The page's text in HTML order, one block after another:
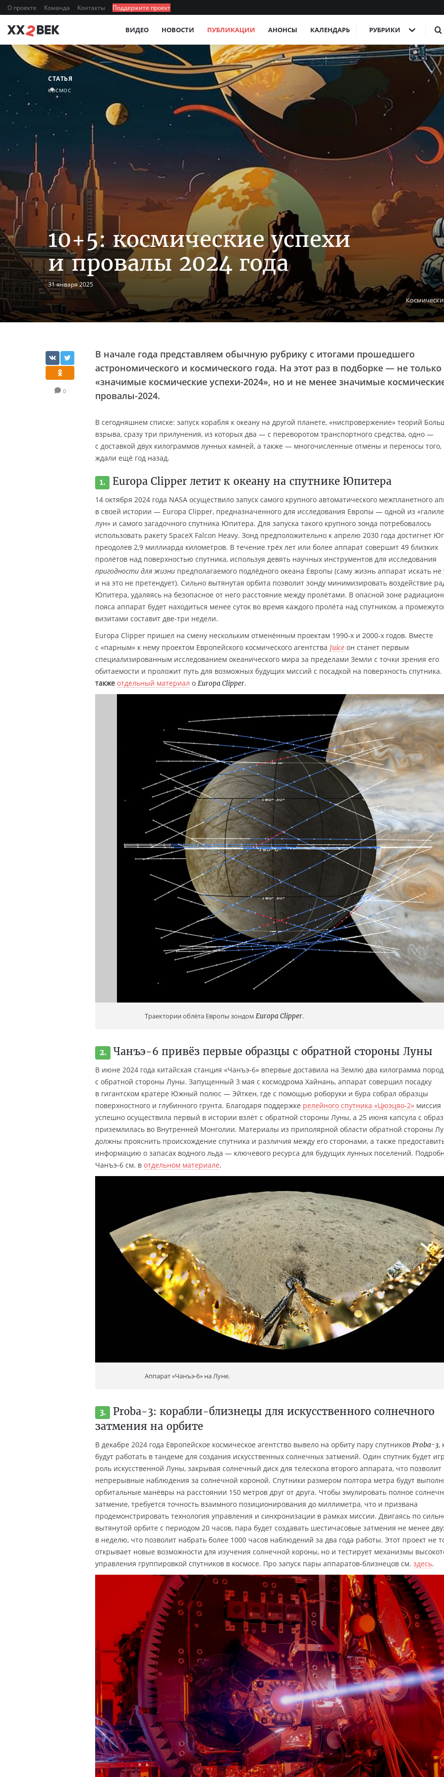
О проекте Команда Контакты Поддержите проект
ВИДЕО НОВОСТИ ПУБЛИКАЦИИ АНОНСЫ КАЛЕНДАРЬ РУБРИКИ
СТАТЬЯ
КОСМОС
10+5: космические успехи
и провалы 2024 года
31 января 2025
0
В начале года представляем обычную рубрику с итогами прошедшего
астрономического и космического года. На этот раз в подборке — не только
«значимые космические успехи-2024», но и не менее значимые
провалы-2024.
В сегодняшнем списке: запуск корабля к океану на другой планете, «ниспровержение» теорий
взрыва, сразу три прилунения, из которых два — с переворотом транспортного средства, одно —
с доставкой двух килограммов лунных камней, а также — многочисленные отмены и переносы того,
ждали ещё год назад.
1. Europa Clipper летит к океану на спутнике Юпитера
14 октября 2024 года NASA осуществило запуск самого крупного автоматического межпланетного
в своей истории — Europa Clipper, предназначенного для исследования Европы — одной из
лун» и самого загадочного спутника Юпитера. Для запуска такого крупного зонда потребовалось
использовать ракету SpaceX Falcon Heavy. Зонд предположительно к апрелю 2030 года достигнет
преодолев 2,9 миллиарда километров. В течение трёх лет или более аппарат совершит 49 близких
пролётов над поверхностью спутника, используя девять научных инструментов для исследования
пригодности для жизни предполагаемого подлёдного океана Европы (саму жизнь аппарат искать не
и на это не претендует). Сильно вытянутая орбита позволит зонду минимизировать воздействие
Юпитера, удаляясь на безопасное от него расстояние между пролётами. В опасной зоне
пояса аппарат будет находиться менее суток во время каждого пролёта над спутником, а
визитами составит две-три недели.
Europa Clipper пришел на смену нескольким отменённым проектам 1990-х и 2000-х годов. Вместе
с «парным» к нему проектом Европейского космического агентства Juice он станет первым
специализированным исследованием океанического мира за пределами Земли с точки зрения его
обитаемости и проложит путь для возможных будущих миссий с посадкой на поверхность спутника.
также отдельный материал о Europa Clipper.
Траектории облёта Европы зондом Europa Clipper.
2. Чанъэ-6 привёз первые образцы с обратной стороны Луны
В июне 2024 года китайская станция «Чанъэ-6» впервые доставила на Землю два килограмма пород
с обратной стороны Луны. Запущенный 3 мая с космодрома Хайнань, аппарат совершил посадку
в гигантском кратере Южный полюс — Эйткен, где с помощью роборуки и бура собрал образцы
поверхностного и глубинного грунта. Благодаря поддержке релейного спутника «Цюэцяо-2» миссия
успешно осуществила первый в истории взлёт с обратной стороны Луны, а 25 июня капсула с
приземлилась во Внутренней Монголии. Материалы из приполярной области обратной стороны
должны прояснить происхождение спутника и различия между его сторонами, а также
информацию о запасах водного льда — ключевого ресурса для будущих лунных поселений.
Чанъэ-6 см. в отдельном материале.
Аппарат «Чанъэ-6» на Луне.
3.
Proba-3: корабли-близнецы для искусственного солнечного
затмения на орбите
В декабре 2024 года Европейское космическое агентство вывело на орбиту пару спутников Proba-3,
будут работать в тандеме для создания искусственных солнечных затмений. Один спутник будет
роль искусственной Луны, закрывая солнечный диск для телескопа второго аппарата, что позволит
непрерывные наблюдения за солнечной короной. Спутники размером полтора метра будут
орбитальные манёвры на расстоянии 150 метров друг от друга. Чтобы эмулировать полное
затмение, требуется точность взаимного позиционирования до миллиметра, что и призвана
продемонстрировать технология управления и синхронизации в рамках миссии. Двигаясь по
вытянутой орбите с периодом 20 часов, пара будет создавать шестичасовые затмения не менее
в неделю, что позволит набрать более 1000 часов наблюдений за два года работы. Этот проект не
открывает новые возможности для изучения солнечной короны, но и тестирует механизмы
управления группировкой спутников в космосе. Про запуск пары аппаратов-близнецов см. здесь.